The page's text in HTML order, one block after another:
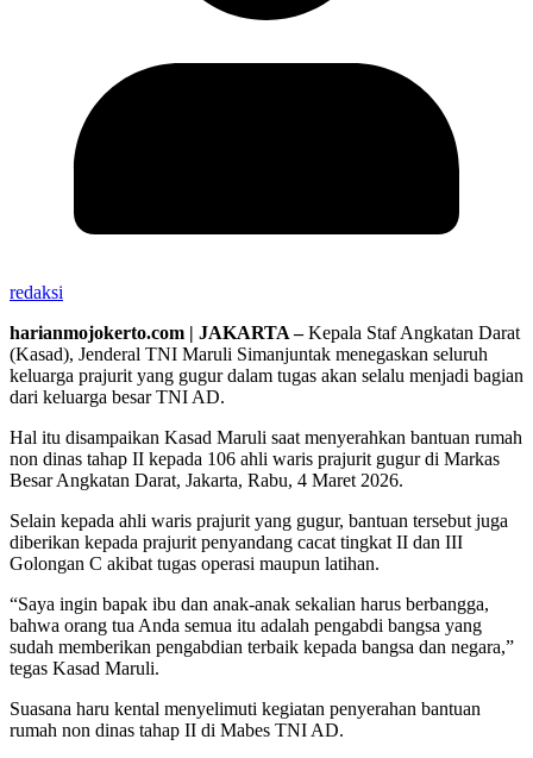
redaksi
harianmojokerto.com | JAKARTA –Kepala Staf Angkatan Darat
(Kasad), Jenderal TNI Maruli Simanjuntak menegaskan seluruh
keluarga prajurit yang gugur dalam tugas akan selalu menjadi bagian
dari keluarga besar TNI AD.
Hal itu disampaikan Kasad Maruli saat menyerahkan bantuan rumah
non dinas tahap II kepada 106 ahli waris prajurit gugur di Markas
Besar Angkatan Darat, Jakarta, Rabu, 4 Maret 2026.
Selain kepada ahli waris prajurit yang gugur, bantuan tersebut juga
diberikan kepada prajurit penyandang cacat tingkat II dan III
Golongan C akibat tugas operasi maupun latihan.
“Saya ingin bapak ibu dan anak-anak sekalian harus berbangga,
bahwa orang tua Anda semua itu adalah pengabdi bangsa yang
sudah memberikan pengabdian terbaik kepada bangsa dan negara,”
tegas Kasad Maruli.
Suasana haru kental menyelimuti kegiatan penyerahan bantuan
rumah non dinas tahap II di Mabes TNI AD.